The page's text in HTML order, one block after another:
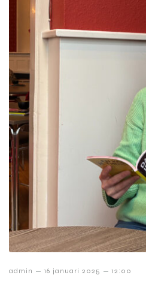
admin – 16 januari 2025 – 12:00